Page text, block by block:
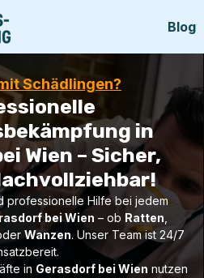
Blog
Schädlingen?
in
Wien – Sicher,
professionelle Hilfe bei jedem
bei Wien – ob Ratten
Wanzen. Unser Team ist 24/7
in Gerasdorf bei Wien nutzen